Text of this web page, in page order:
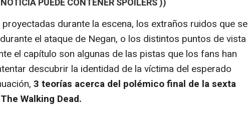
PUEDE CONTENER SPOILERS ))
durante la escena, los extraños ruidos que se
el ataque de Negan, o los distintos puntos de vista
el capítulo son algunas de las pistas que los fans han
descubrir la identidad de la víctima del esperado
3 teorías acerca del polémico final de la sexta
Walking Dead.